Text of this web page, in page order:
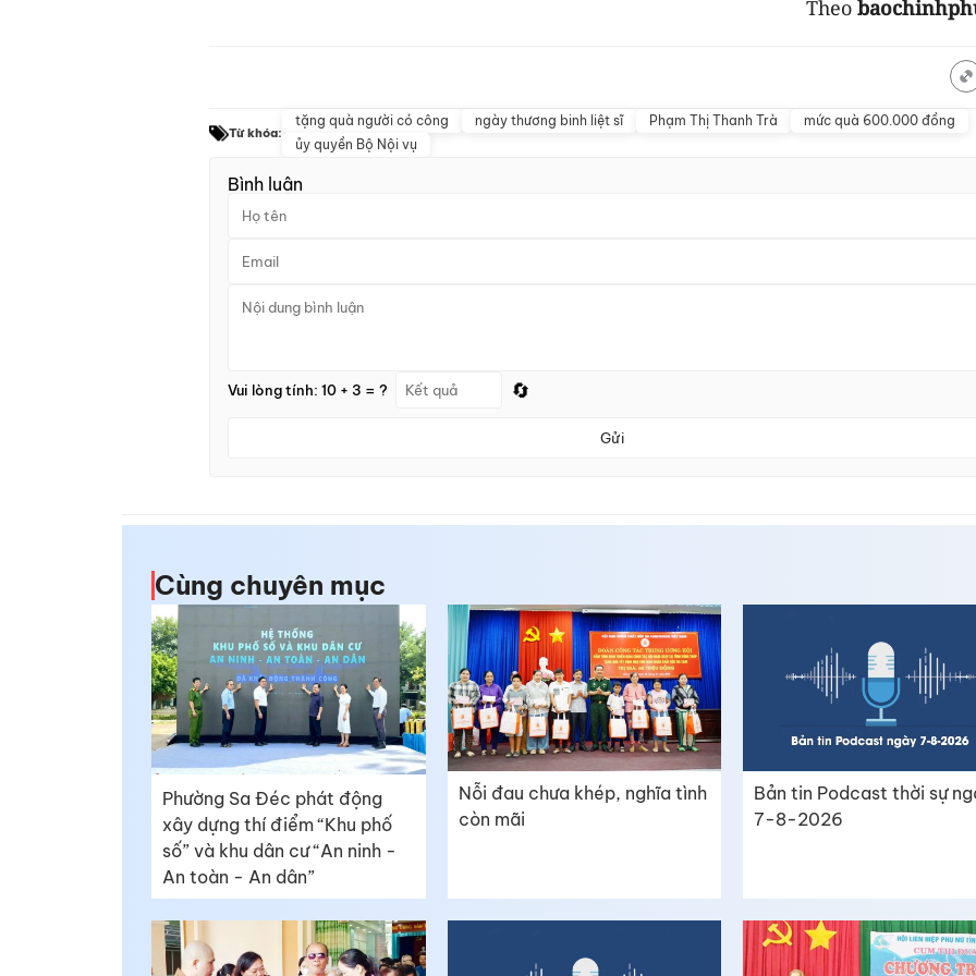
Theo
Từ khóa:
tặng quà người có công ngày thương binh liệt sĩ Phạm Thị Thanh Trà
mức quà 600.000 đồng
ủy quyền Bộ Nội vụ
Bình luận
Vui lòng tính: 10 + 3 = ? 🔄
Gửi
Cùng chuyên mục
Phường Sa Đéc phát động
xây dựng thí điểm “Khu phố
số” và khu dân cư “An ninh -
An toàn - An dân”
Nỗi đau chưa khép, nghĩa tình
còn mãi
Bản tin Podcast thời sự
7-8-2026